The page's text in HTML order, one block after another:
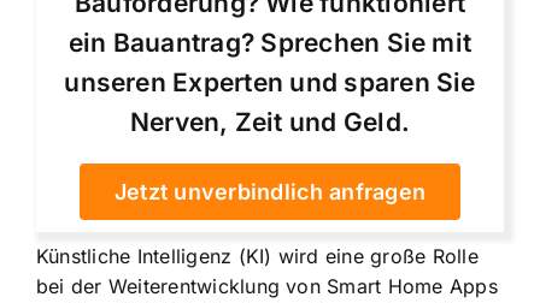
ein Bauantrag? Sprechen Sie mit
unseren Experten und sparen Sie
Nerven, Zeit und Geld.
Jetzt unverbindlich anfragen
Künstliche Intelligenz (KI) wird eine große Rolle
bei der Weiterentwicklung von Smart Home Apps